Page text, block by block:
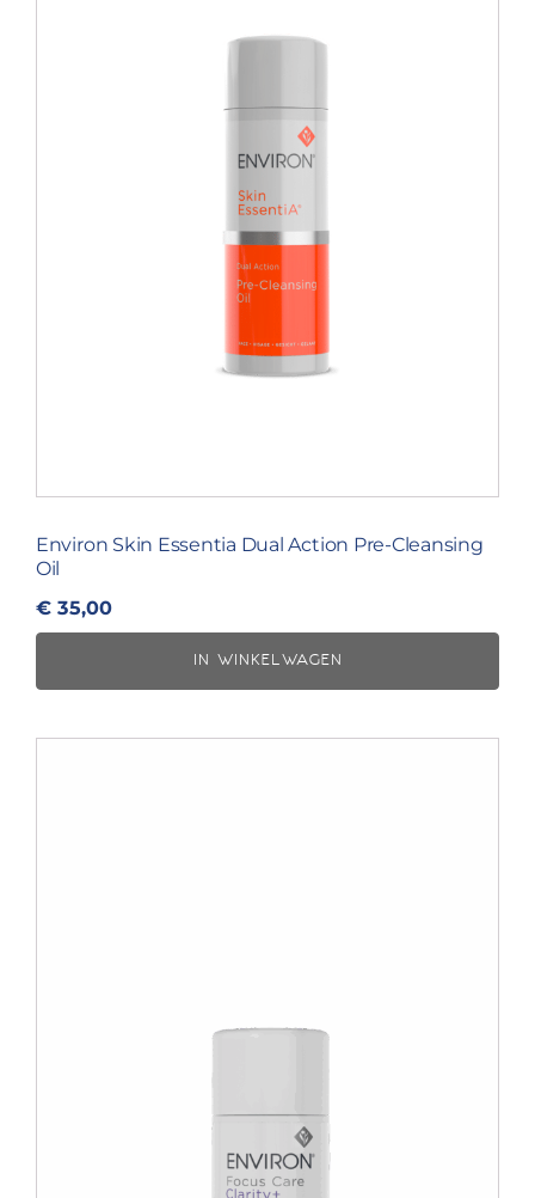
Environ Skin Essentia Dual Action Pre-Cleansing
Oil
€ 35,00
IN WINKELWAGEN